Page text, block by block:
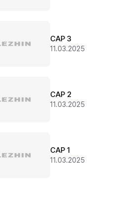
CAP 3
11.03.2025
CAP 2
11.03.2025
CAP 1
11.03.2025